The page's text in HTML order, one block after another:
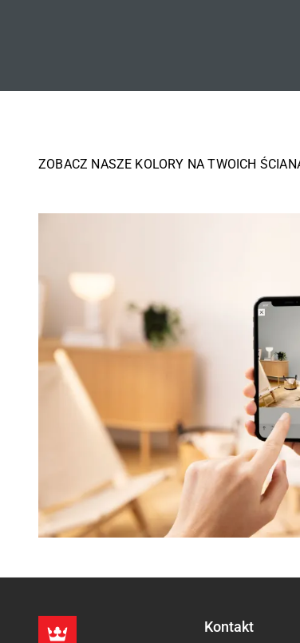
ZOBACZ NASZE KOLORY NA TWOICH
Kontakt